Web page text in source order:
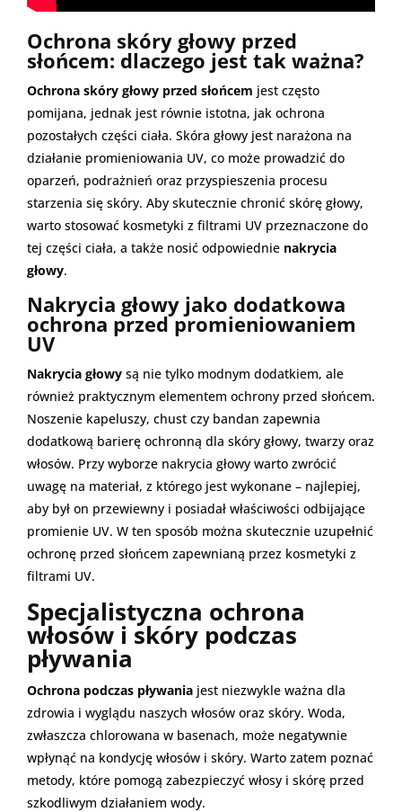
Ochrona skóry głowy przed
słońcem: dlaczego jest tak ważna?
Ochrona skóry głowy przed słońcem jest często
pomijana, jednak jest równie istotna, jak ochrona
pozostałych części ciała. Skóra głowy jest narażona na
działanie promieniowania UV, co może prowadzić do
oparzeń, podrażnień oraz przyspieszenia procesu
starzenia się skóry. Aby skutecznie chronić skórę głowy,
warto stosować kosmetyki z filtrami UV przeznaczone do
tej części ciała, a także nosić odpowiednie nakrycia
głowy.
Nakrycia głowy jako dodatkowa
ochrona przed promieniowaniem
UV
Nakrycia głowy są nie tylko modnym dodatkiem, ale
również praktycznym elementem ochrony przed słońcem.
Noszenie kapeluszy, chust czy bandan zapewnia
dodatkową barierę ochronną dla skóry głowy, twarzy oraz
włosów. Przy wyborze nakrycia głowy warto zwrócić
uwagę na materiał, z którego jest wykonane – najlepiej,
aby był on przewiewny i posiadał właściwości odbijające
promienie UV. W ten sposób można skutecznie uzupełnić
ochronę przed słońcem zapewnianą przez kosmetyki z
filtrami UV.
Specjalistyczna ochrona
włosów i skóry podczas
pływania
Ochrona podczas pływania jest niezwykle ważna dla
zdrowia i wyglądu naszych włosów oraz skóry. Woda,
zwłaszcza chlorowana w basenach, może negatywnie
wpłynąć na kondycję włosów i skóry. Warto zatem poznać
metody, które pomogą zabezpieczyć włosy i skórę przed
szkodliwym działaniem wody.